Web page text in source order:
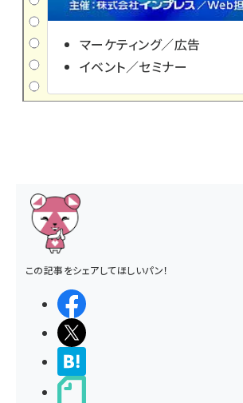
マーケティング／広告
イベント／セミナー
この記事をシェアしてほしいパン！